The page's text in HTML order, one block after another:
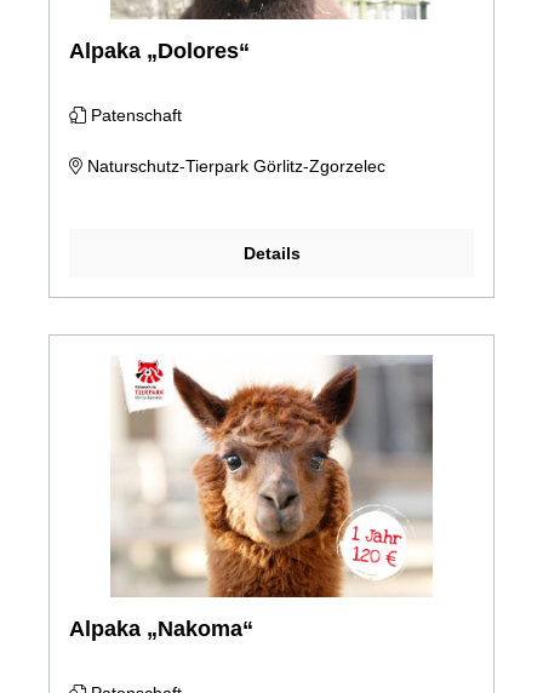
Alpaka „Dolores“
Patenschaft
Naturschutz-Tierpark Görlitz-Zgorzelec
Details
Alpaka „Nakoma“